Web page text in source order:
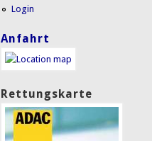
Login
Anfahrt
Rettungskarte